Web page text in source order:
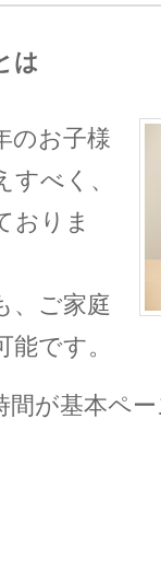
は
のお子様
べく、
おりま
、ご家庭
です。
間が基本ペ